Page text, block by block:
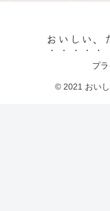
おいしい、
プ
© 2021 おい